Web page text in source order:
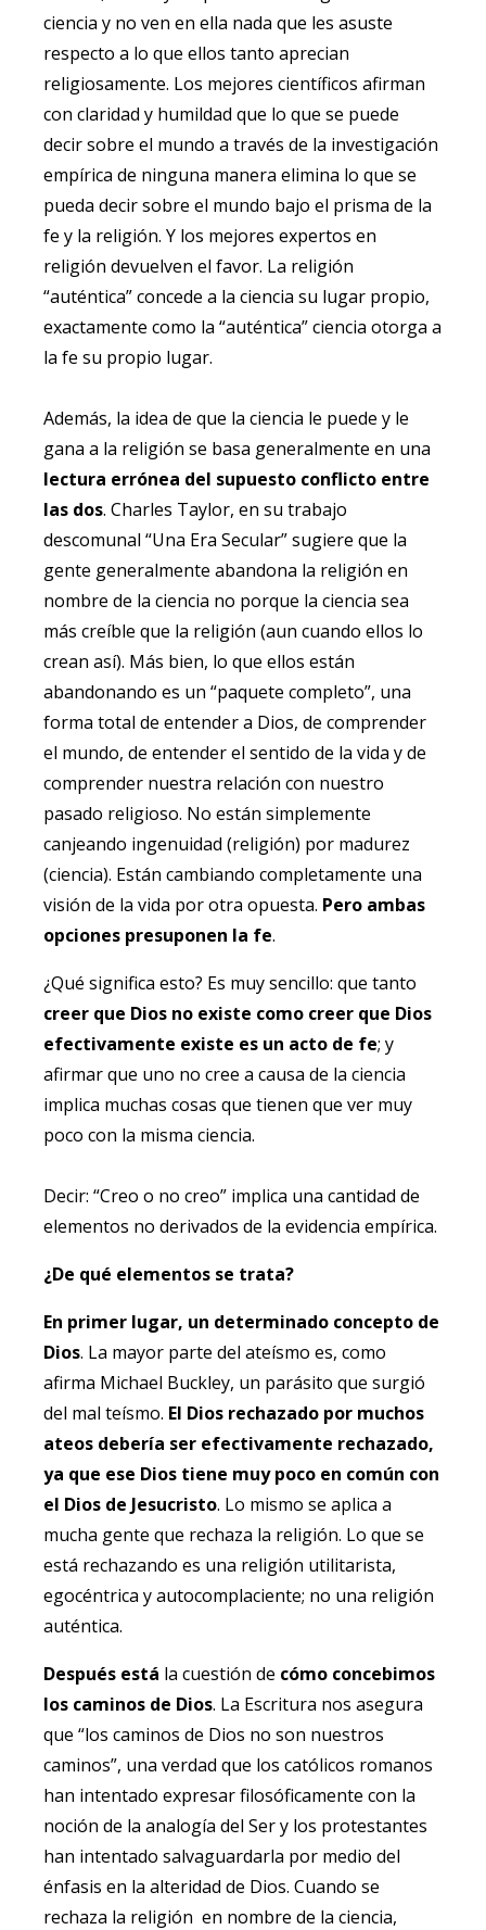
ciencia y no ven en ella nada que les asuste
respecto a lo que ellos tanto aprecian
religiosamente. Los mejores científicos afirman
con claridad y humildad que lo que se puede
decir sobre el mundo a través de la investigación
empírica de ninguna manera elimina lo que se
pueda decir sobre el mundo bajo el prisma de la
fe y la religión. Y los mejores expertos en
religión devuelven el favor. La religión
“auténtica” concede a la ciencia su lugar propio,
exactamente como la “auténtica” ciencia otorga a
la fe su propio lugar.
Además, la idea de que la ciencia le puede y le
gana a la religión se basa generalmente en una
lectura errónea del supuesto conflicto entre
las dos. Charles Taylor, en su trabajo
descomunal “Una Era Secular” sugiere que la
gente generalmente abandona la religión en
nombre de la ciencia no porque la ciencia sea
más creíble que la religión (aun cuando ellos lo
crean así). Más bien, lo que ellos están
abandonando es un “paquete completo”, una
forma total de entender a Dios, de comprender
el mundo, de entender el sentido de la vida y de
comprender nuestra relación con nuestro
pasado religioso. No están simplemente
canjeando ingenuidad (religión) por madurez
(ciencia). Están cambiando completamente una
visión de la vida por otra opuesta. Pero ambas
opciones presuponen la fe.
¿Qué significa esto? Es muy sencillo: que tanto
creer que Dios no existe como creer que Dios
efectivamente existe es un acto de fe; y
afirmar que uno no cree a causa de la ciencia
implica muchas cosas que tienen que ver muy
poco con la misma ciencia.
Decir: “Creo o no creo” implica una cantidad de
elementos no derivados de la evidencia empírica.
¿De qué elementos se trata?
En primer lugar, un determinado concepto de
Dios. La mayor parte del ateísmo es, como
afirma Michael Buckley, un parásito que surgió
del mal teísmo. El Dios rechazado por muchos
ateos debería ser efectivamente rechazado,
ya que ese Dios tiene muy poco en común con
el Dios de Jesucristo. Lo mismo se aplica a
mucha gente que rechaza la religión. Lo que se
está rechazando es una religión utilitarista,
egocéntrica y autocomplaciente; no una religión
auténtica.
Después está la cuestión de cómo concebimos
los caminos de Dios. La Escritura nos asegura
que “los caminos de Dios no son nuestros
caminos”, una verdad que los católicos romanos
han intentado expresar filosóficamente con la
noción de la analogía del Ser y los protestantes
han intentado salvaguardarla por medio del
énfasis en la alteridad de Dios. Cuando se
rechaza la religión en nombre de la ciencia,